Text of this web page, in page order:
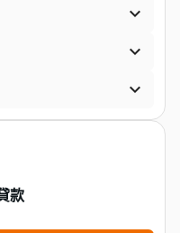



款